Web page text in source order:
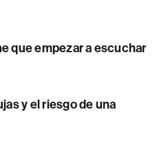
que empezar a escuchar
y el riesgo de una